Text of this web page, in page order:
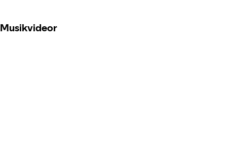
Musikvideor